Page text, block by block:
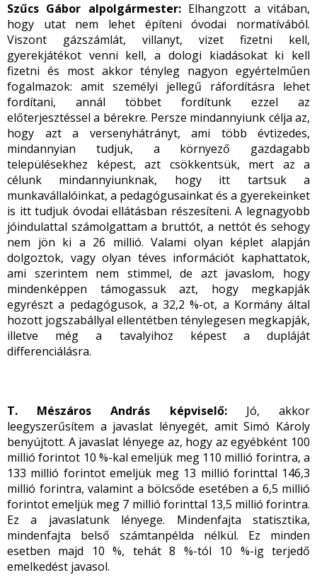
Szűcs Gábor alpolgármester: Elhangzott a vitában,
hogy utat nem lehet építeni óvodai normatívából.
Viszont gázszámlát, villanyt, vizet fizetni kell,
gyerekjátékot venni kell, a dologi kiadásokat ki kell
fizetni és most akkor tényleg nagyon egyértelműen
fogalmazok: amit személyi jellegű ráfordításra lehet
fordítani, annál többet fordítunk ezzel az
előterjesztéssel a bérekre. Persze mindannyiunk célja az,
hogy azt a versenyhátrányt, ami több évtizedes,
mindannyian tudjuk, a környező gazdagabb
településekhez képest, azt csökkentsük, mert az a
célunk mindannyiunknak, hogy itt tartsuk a
munkavállalóinkat, a pedagógusainkat és a gyerekeinket
is itt tudjuk óvodai ellátásban részesíteni. A legnagyobb
jóindulattal számolgattam a bruttót, a nettót és sehogy
nem jön ki a 26 millió. Valami olyan képlet alapján
dolgoztok, vagy olyan téves információt kaphattatok,
ami szerintem nem stimmel, de azt javaslom, hogy
mindenképpen támogassuk azt, hogy megkapják
egyrészt a pedagógusok, a 32,2 %-ot, a Kormány által
hozott jogszabállyal ellentétben ténylegesen megkapják,
illetve még a tavalyihoz képest a dupláját
differenciálásra.
T. Mészáros András képviselő: Jó, akkor
leegyszerűsítem a javaslat lényegét, amit Simó Károly
benyújtott. A javaslat lényege az, hogy az egyébként 100
millió forintot 10 %-kal emeljük meg 110 millió forintra, a
133 millió forintot emeljük meg 13 millió forinttal 146,3
millió forintra, valamint a bölcsőde esetében a 6,5 millió
forintot emeljük meg 7 millió forinttal 13,5 millió forintra.
Ez a javaslatunk lényege. Mindenfajta statisztika,
mindenfajta belső számtanpélda nélkül. Ez minden
esetben majd 10 %, tehát 8 %-tól 10 %-ig terjedő
emelkedést javasol.